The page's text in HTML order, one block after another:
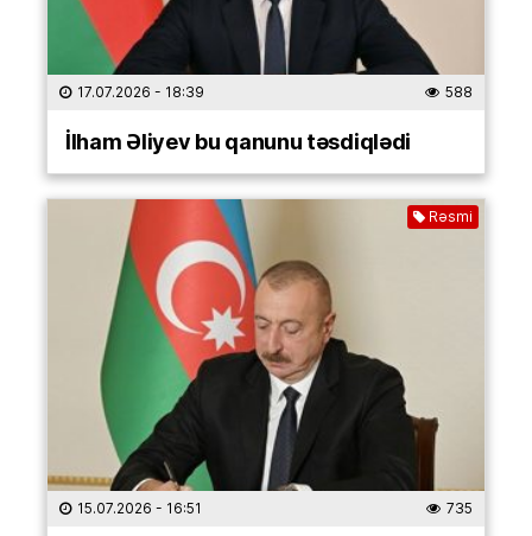
17.07.2026 - 18:39 588
İlham Əliyev bu qanunu təsdiqlədi
Rəsmi
15.07.2026 - 16:51 735